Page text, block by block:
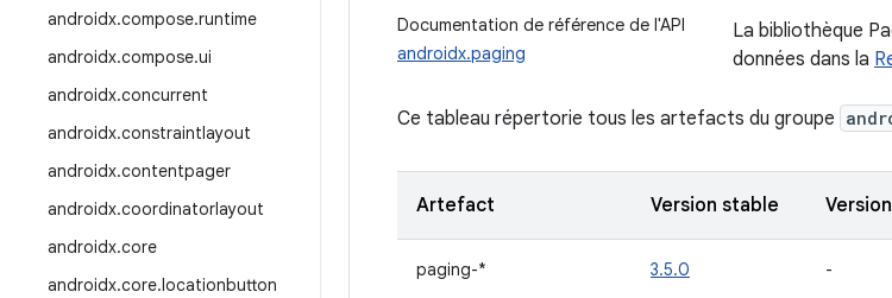
androidx.compose.runtime
androidx.compose.ui
androidx.concurrent
androidx.constraintlayout
androidx.contentpager
androidx.coordinatorlayout
androidx.core
androidx.core.locationbutton
Documentation de référence de l'API
androidx.paging
La bibliothèque
données dans la
Ce tableau répertorie tous les artefacts du groupe
Artefact Version stable
paging-* 3.5.0 -